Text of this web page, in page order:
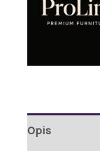
Opis